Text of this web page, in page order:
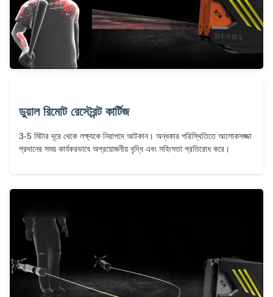
ডুয়াল রিমোট রেস্ট্রেন্ট কার্টিজ
3-5 মিটার দূরে থেকে লক্ষ্যকে নিরাপদে আটকান। অন্ধকার পরিস্থিতিতে আলোকসজ্জা
প্রদানের সময় কার্যকরভাবে অপ্রয়োজনীয় বৃদ্ধি এবং সহিংসতা প্রতিরোধ করে।